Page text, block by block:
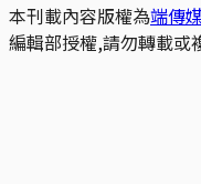
本刊載內容版權為端傳
編輯部授權,請勿轉載或